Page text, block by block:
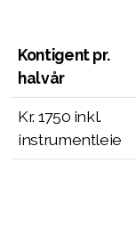
Kontigent pr.
halvår
Kr. 1750 inkl.
instrumentleie
Øvinger
Dugnad
Kostnad